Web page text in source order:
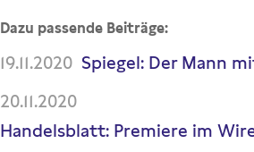
Dazu passende Beiträge:
19.11.2020 Spiegel: Der Mann
20.11.2020
Handelsblatt: Premiere im